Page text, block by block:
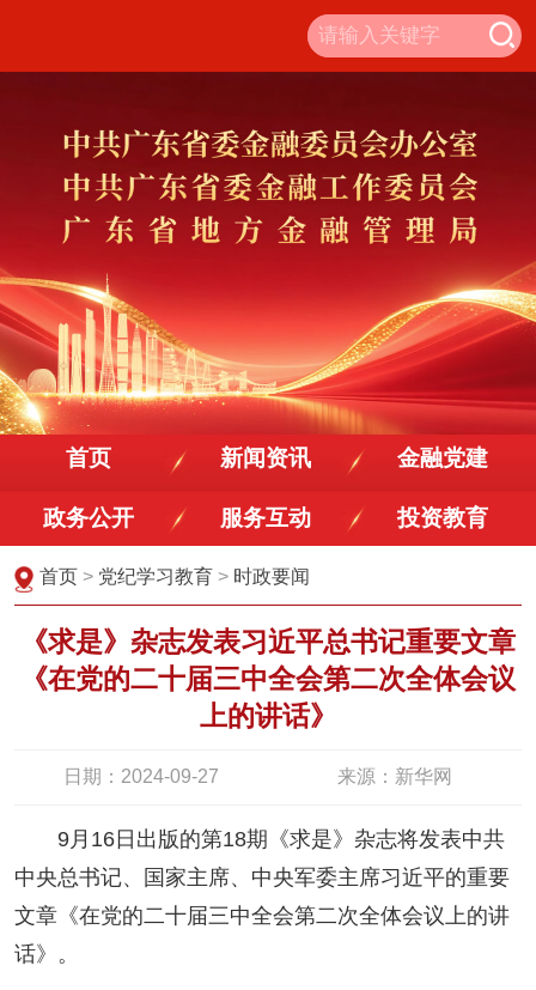
首页 新闻资讯 金融党建
政务公开 服务互动 投资教育
首页 > 党纪学习教育 > 时政要闻
《求是》杂志发表习近平总书记重要文章
《在党的二十届三中全会第二次全体会议
上的讲话》
日期：2024-09-27 来源：新华网
9月16日出版的第18期《求是》杂志将发表中共
中央总书记、国家主席、中央军委主席习近平的重要
文章《在党的二十届三中全会第二次全体会议上的讲
话》。